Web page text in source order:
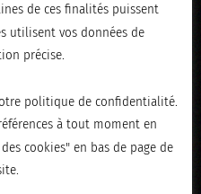
de ces finalités puissent
utilisent vos données de
précise.
politique de confidentialité.
à tout moment en
cookies" en bas de page de